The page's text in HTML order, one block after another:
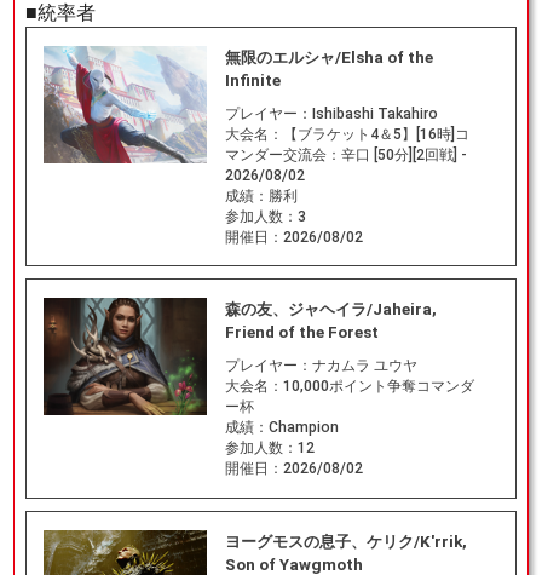
■統率者
無限のエルシャ/Elsha of the
Infinite
プレイヤー： Ishibashi Takahiro
大会名：
【ブラケット4＆5】[16時]コ
マンダー交流会：辛口 [50分][2回戦] -
2026/08/02
成績： 勝利
参加人数： 3
開催日： 2026/08/02
森の友、ジャヘイラ/Jaheira,
Friend of the Forest
プレイヤー： ナカムラ ユウヤ
大会名： 10,000ポイント争奪コマンダ
ー杯
成績： Champion
参加人数： 12
開催日： 2026/08/02
ヨーグモスの息子、ケリク/K'rrik,
Son of Yawgmoth